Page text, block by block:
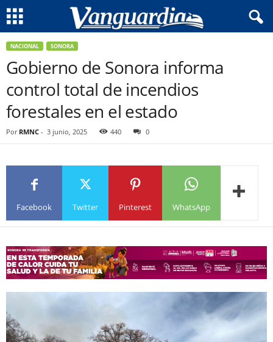
NACIONAL SONORA
Gobierno de Sonora informa
control total de incendios
forestales en el estado
Por RMNC - 3 junio, 2025 440 0
Facebook Twitter Pinterest WhatsApp